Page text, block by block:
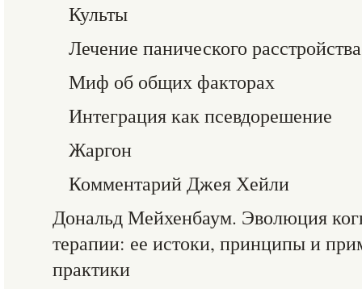
Культы
Лечение панического расстройства
Миф об общих факторах
Интеграция как псевдорешение
Жаргон
Комментарий Джея Хейли
Дональд Мейхенбаум. Эволюция
терапии: ее истоки, принципы и
практики